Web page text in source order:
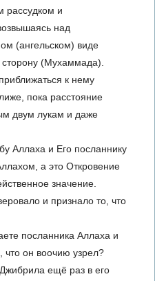
рассудком и
над
(ангельском) виде
(Мухаммада).
к нему
пока расстояние
двум лукам и даже
Аллаха и Его посланнику
а это Откровение
значение.
и признало то, что
посланника Аллаха и
что он воочию узрел?
ещё раз в его